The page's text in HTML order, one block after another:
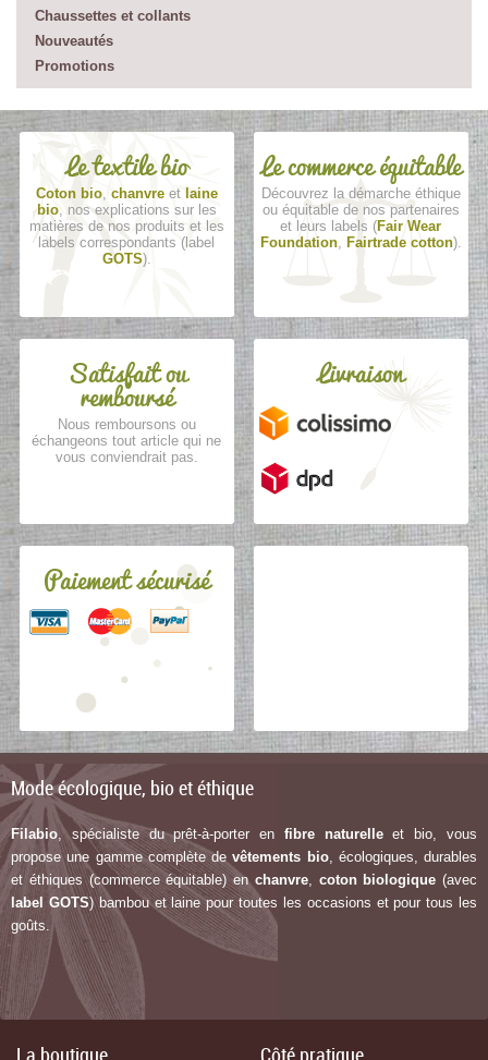
Chaussettes et collants
Nouveautés
Promotions
Le textile bio
Coton bio, chanvreet laine
bio, nos explications sur les
matières de nos produits et les
labels correspondants (label
GOTS).
Le commerce équitable
Découvrez la démarche éthique
ou équitable de nos partenaires
et leurs labels (Fair Wear
Foundation, Fairtrade cotton).
Satisfait ou
remboursé
Nous remboursons ou
échangeons tout article qui ne
vous conviendrait pas.
Livraison
Paiement sécurisé
Mode écologique, bio et éthique
Filabio , spécialiste du prêt-à-porter en fibre naturelleet bio, vous
propose une gamme complète devêtements bio, écologiques, durables
et éthiques (commerce équitable) en chanvre, coton biologique (avec
label GOTS) bambou et laine pour toutes les occasions et pour tous les
goûts.
La boutique Côté pratique